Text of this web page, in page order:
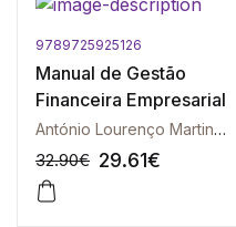
9789725925126
Manual de Gestão
Financeira Empresarial
António Lourenço Martins | Nelson Macedo da Cruz | Mário Augusto | Patrícia Pereira Silva | Paulo Gama Gonçalves
32.90€ 29.61€